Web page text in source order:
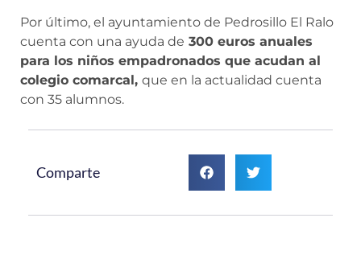
Por último, el ayuntamiento de Pedrosillo El Ralo
cuenta con una ayuda de 300 euros anuales
para los niños empadronados que acudan al
colegio comarcal, que en la actualidad cuenta
con 35 alumnos.
Comparte